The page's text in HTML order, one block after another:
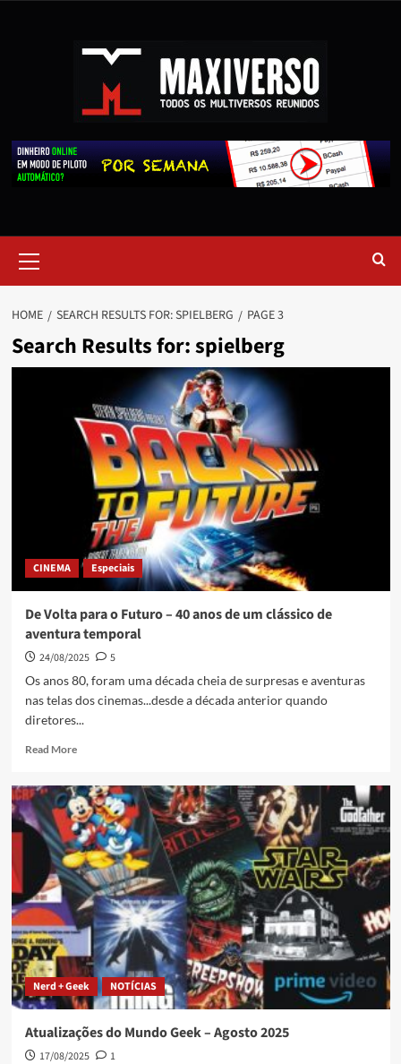
HOME SEARCH RESULTS FOR: SPIELBERG PAGE 3
Search Results for:spielberg
CINEMA Especiais
De Volta para o Futuro – 40 anos de um clássico de
aventura temporal
24/08/2025
5
Os anos 80, foram uma década cheia de surpresas e aventuras
nas telas dos cinemas...desde a década anterior quando
diretores...
Read More
Nerd + Geek NOTÍCIAS
Atualizações do Mundo Geek – Agosto 2025
17/08/2025
1